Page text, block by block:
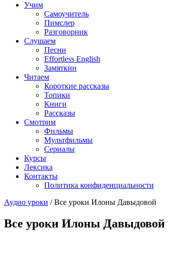
Учим
Самоучитель
Пимслер
Разговорник
Слушаем
Песни
Effortless English
Замяткин
Читаем
Короткие рассказы
Топики
Книги
Рассказы
Смотрим
Фильмы
Мультфильмы
Сериалы
Курсы
Лексика
Контакты
Политика конфиденциальности
Аудио уроки / Все уроки Илоны Давыдовой
Все уроки Илоны Давыдовой